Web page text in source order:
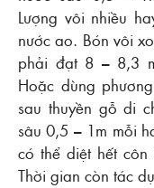
Lượng vôi nhiều
nước ao. Bón vôi
phải đạt 8 – 8,3
Hoặc dùng
sau thuyền gỗ di
sâu 0,5 – 1m mỗi
có thể diệt hết
Thời gian còn tác